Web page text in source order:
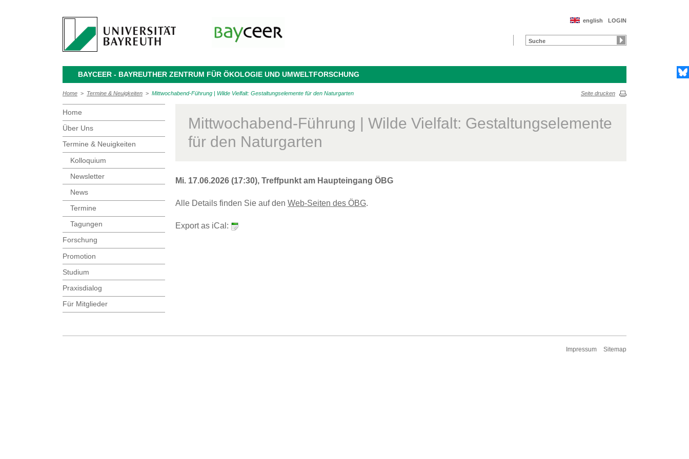
LOGIN
english
BAYCEER - BAYREUTHER ZENTRUM FÜR ÖKOLOGIE UND UMWELTFORSCHUNG
Home > Termine & Neuigkeiten > Mittwochabend-Führung | Wilde Vielfalt: Gestaltungselemente für den Naturgarten Seite drucken
Home
Über Uns
Termine & Neuigkeiten
Kolloquium
Newsletter
News
Termine
Tagungen
Forschung
Promotion
Studium
Praxisdialog
Für Mitglieder
Mittwochabend-Führung | Wilde Vielfalt: Gestaltungselemente
für den Naturgarten
Mi. 17.06.2026 (17:30), Treffpunkt am Haupteingang ÖBG
Alle Details finden Sie auf den Web-Seiten des ÖBG.
Export as iCal:
Impressum Sitemap